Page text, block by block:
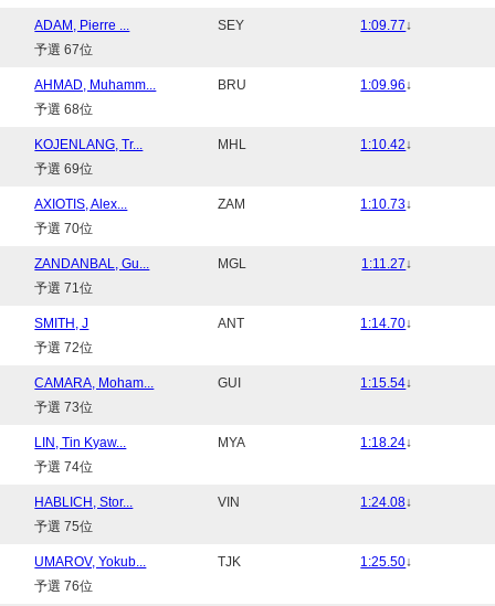
ADAM, Pierre ...
予選 67位
SEY 1:09.77↓
AHMAD, Muhamm...
予選 68位
BRU 1:09.96↓
KOJENLANG, Tr...
予選 69位
MHL 1:10.42↓
AXIOTIS, Alex...
予選 70位
ZAM 1:10.73↓
ZANDANBAL, Gu...
予選 71位
MGL 1:11.27↓
SMITH, J
予選 72位
ANT 1:14.70↓
CAMARA, Moham...
予選 73位
GUI 1:15.54↓
LIN, Tin Kyaw...
予選 74位
MYA 1:18.24↓
HABLICH, Stor...
予選 75位
VIN 1:24.08↓
UMAROV, Yokub...
予選 76位
TJK 1:25.50↓